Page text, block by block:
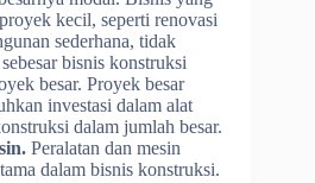
kecil, seperti renovasi
sederhana, tidak
bisnis konstruksi
besar. Proyek besar
investasi dalam alat
dalam jumlah besar.
Peralatan dan mesin
dalam bisnis konstruksi.